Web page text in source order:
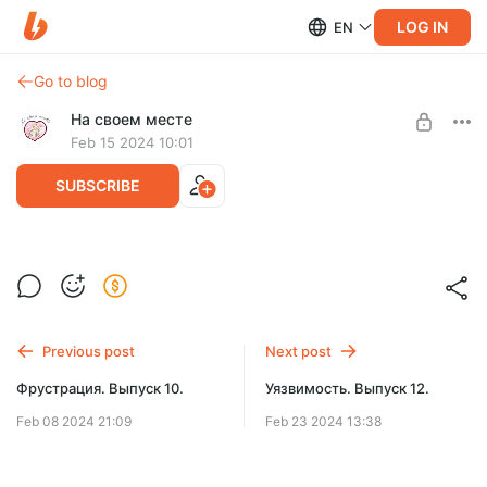
EN LOG IN
Go to blog
На своем месте
Feb 15 2024 10:01
SUBSCRIBE
Страх и безопасность. Выпуск 11
UNLOCK POST
Previous post
Фрустрация. Выпуск 10.
Feb 08 2024 21:09
Next post
Уязвимость. Выпуск 12.
Feb 23 2024 13:38